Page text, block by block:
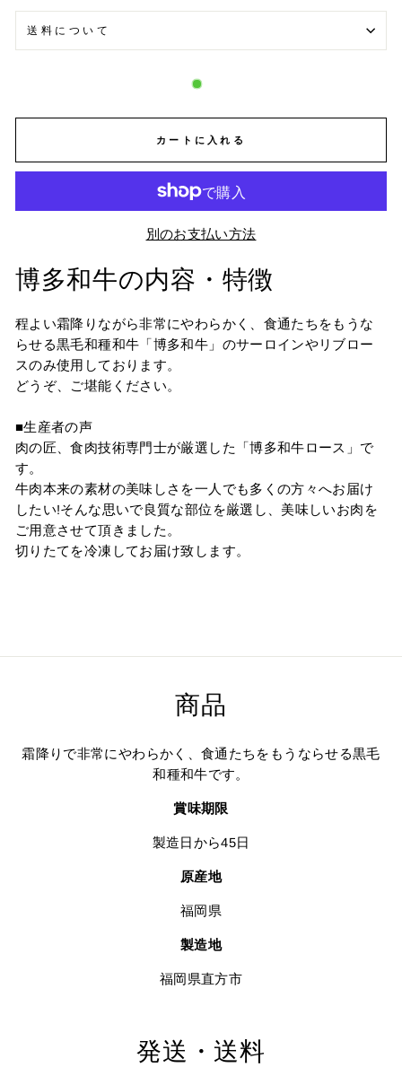
送料について
カートに入れる
別のお支払い方法
博多和牛の内容・特徴
程よい霜降りながら非常にやわらかく、食通たちをもうな
らせる黒毛和種和牛「博多和牛」のサーロインやリブロー
スのみ使用しております。
どうぞ、ご堪能ください。
■生産者の声
肉の匠、食肉技術専門士が厳選した「博多和牛ロース」で
す。
牛肉本来の素材の美味しさを一人でも多くの方々へお届け
したい!そんな思いで良質な部位を厳選し、美味しいお肉を
ご用意させて頂きました。
切りたてを冷凍してお届け致します。
商品
霜降りで非常にやわらかく、食通たちをもうならせる黒毛
和種和牛です。
賞味期限
製造日から45日
原産地
福岡県
製造地
福岡県直方市
発送・送料